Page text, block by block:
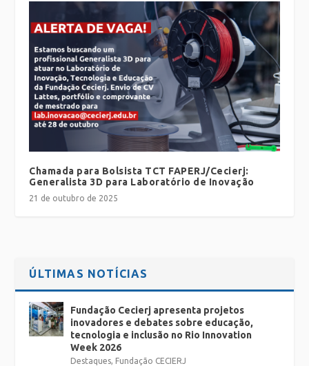
Chamada para Bolsista TCT FAPERJ/Cecierj:
Generalista 3D para Laboratório de Inovação
21 de outubro de 2025
ÚLTIMAS NOTÍCIAS
Fundação Cecierj apresenta projetos
inovadores e debates sobre educação,
tecnologia e inclusão no Rio Innovation
Week 2026
Destaques, Fundação CECIERJ